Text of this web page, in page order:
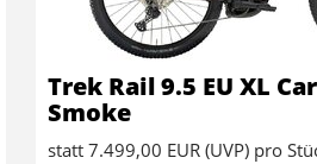
Trek Rail 9.5 EU XL
Smoke
statt 7.499,00 EUR (UVP) pro